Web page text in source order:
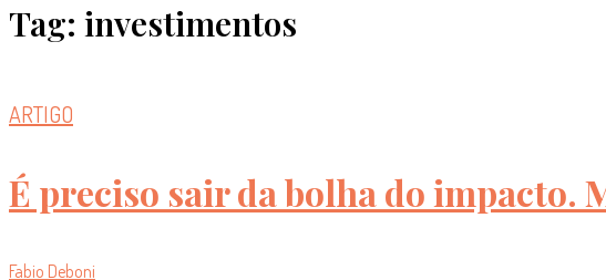
Tag: investimentos
ARTIGO
É preciso sair da bolha do impacto.
Fabio Deboni